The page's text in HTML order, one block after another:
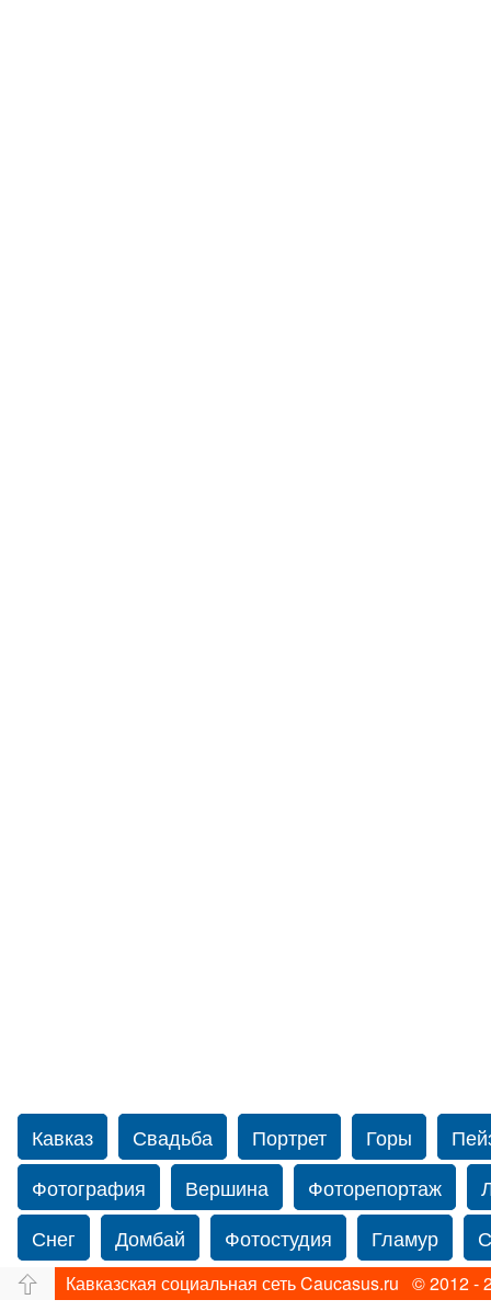
Кавказ Свадьба Портрет Горы
Фотография
Вершина Фоторепортаж
Снег
Домбай Фотостудия Гламур
Путешествие
Перевал Ущелье
Кавказская социальная сеть Caucasus.ru © 2012 -